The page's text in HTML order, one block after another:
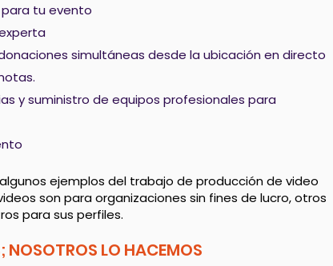
para tu evento
simultáneas desde la ubicación en directo
y suministro de equipos profesionales para
ejemplos del trabajo de producción de video
son para organizaciones sin fines de lucro, otros
para sus perfiles.
NOSOTROS LO HACEMOS